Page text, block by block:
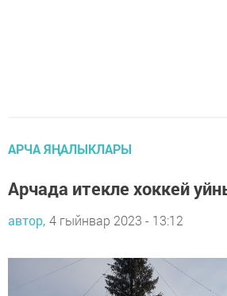
АРЧА ЯҢАЛЫКЛАРЫ
Арчада итекле хоккей
автор, 4 гыйнвар 2023 - 13:12